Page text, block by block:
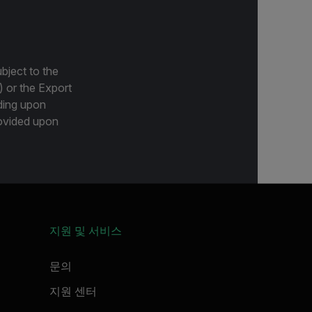
to the
or the Export
upon
upon
지원 및 서비스
문의
지원 센터